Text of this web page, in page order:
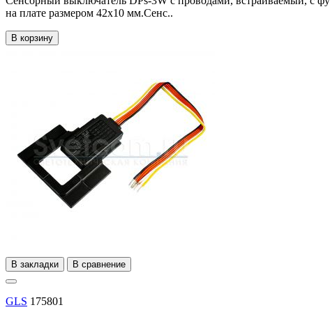
на плате размером 42х10 мм.Сенс..
В корзину
В закладки В сравнение
GLS 175801